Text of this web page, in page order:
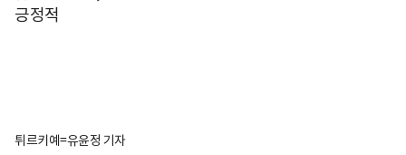
긍정적
튀르키예=유윤정 기자